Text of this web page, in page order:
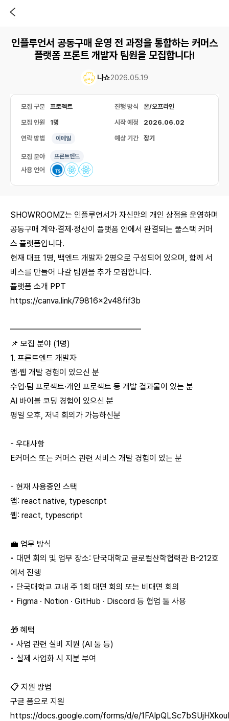
인플루언서 공동구매 운영 전 과정을 통합하는 커머스
플랫폼 프론트 개발자 팀원을 모집합니다!
나쇼2026.05.19
모집 구분 프로젝트 진행 방식 온/오프라인
모집 인원 1명 시작 예정 2026.06.02
연락 방법 이메일 예상 기간 장기
모집 분야 프론트엔드
사용 언어
SHOWROOMZ는 인플루언서가 자신만의 개인 상점을 운영하며
공동구매 계약·결제·정산이 플랫폼 안에서 완결되는 풀스택 커머
스 플랫폼입니다.
현재 대표 1명, 백엔드 개발자 2명으로 구성되어 있으며, 함께 서
비스를 만들어 나갈 팀원을 추가 모집합니다.
플랫폼 소개 PPT
https://canva.link/79816x2v48fif3b
━━━━━━━━━━━━━━━━
📌 모집 분야 (1명)
1. 프론트엔드 개발자
앱·웹 개발 경험이 있으신 분
수업·팀 프로젝트·개인 프로젝트 등 개발 결과물이 있는 분
AI 바이블 코딩 경험이 있으신 분
평일 오후, 저녁 회의가 가능하신분
- 우대사항
E커머스 또는 커머스 관련 서비스 개발 경험이 있는 분
- 현재 사용중인 스택
앱: react native, typescript
웹: react, typescript
💼 업무 방식
• 대면 회의 및 업무 장소: 단국대학교 글로컬산학협력관 B-212호
에서 진행
• 단국대학교 교내 주 1회 대면 회의 또는 비대면 회의
• Figma · Notion · GitHub · Discord 등 협업 툴 사용
🎁 혜택
• 사업 관련 실비 지원 (AI 툴 등)
• 실제 사업화 시 지분 부여
📋 지원 방법
구글 폼으로 지원
https://docs.google.com/forms/d/e/